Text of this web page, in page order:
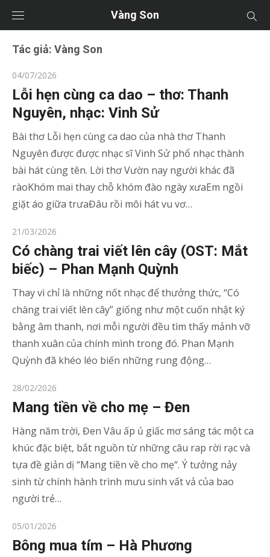
Vàng Son
Tác giả: Vàng Son
Posted
on
04/07/2026
Lỗi hẹn cùng ca dao – thơ: Thanh
Nguyên, nhạc: Vinh Sử
Bài thơ Lỗi hẹn cùng ca dao của nhà thơ Thanh
Nguyên được được nhạc sĩ Vinh Sử phổ nhạc thành
bài hát cùng tên. Lời thơ Vườn nay người khác đã
ràoKhóm mai thay chỗ khóm đào ngày xưaEm ngồi
giặt áo giữa trưaĐâu rồi môi hát vu vơ…
Posted
on
21/03/2026
Có chàng trai viết lên cây (OST: Mắt
biếc) – Phan Mạnh Quỳnh
Thay vì chỉ là những nốt nhạc để thưởng thức, “Có
chàng trai viết lên cây” giống như một cuốn nhật ký
bằng âm thanh, nơi mỗi người đều tìm thấy mảnh vỡ
thanh xuân của chính mình trong đó. Phan Mạnh
Quỳnh đã khéo léo biến những rung động…
Posted
on
28/02/2026
Mang tiền về cho mẹ – Đen
Hàng năm trời, Đen Vâu ấp ủ giấc mơ sáng tác một ca
khúc đặc biệt, bắt nguồn từ những câu rap rời rạc và
tựa đề giản dị “Mang tiền về cho mẹ“. Ý tưởng nảy
sinh từ chính hành trình mưu sinh vất vả của bao
người trẻ…
Posted
on
05/01/2026
Bông mua tím – Hà Phương